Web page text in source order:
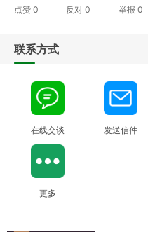
点赞 0 反对0 举报 0
联系方式
在线交谈 发送信件
更多